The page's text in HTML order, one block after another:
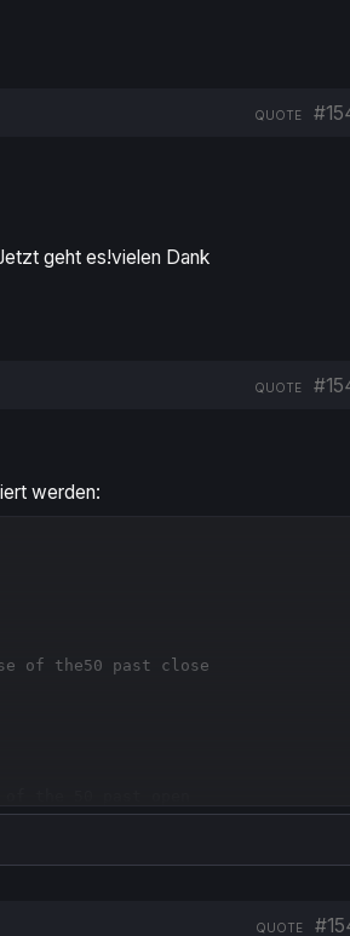
QUOTE
geht es!vielen Dank
QUOTE
werden:
of the50 past close
QUOTE